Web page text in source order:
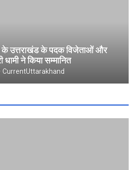
उत्तराखंड के पदक विजेताओं और
ने किया सम्मानित
CurrentUttarakhand